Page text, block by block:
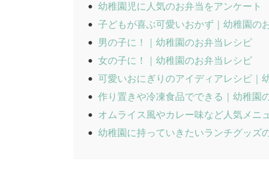
幼稚園児に人気のお弁当をアンケート
子どもが喜ぶ可愛いおかず｜幼稚園の
男の子に！｜幼稚園のお弁当レシピ
女の子に！｜幼稚園のお弁当レシピ
可愛いおにぎりのアイディアレシピ｜
作り置きや冷凍食品でできる｜幼稚園
オムライス風やカレー味など人気メニ
幼稚園に持っていきたいランチグッズ